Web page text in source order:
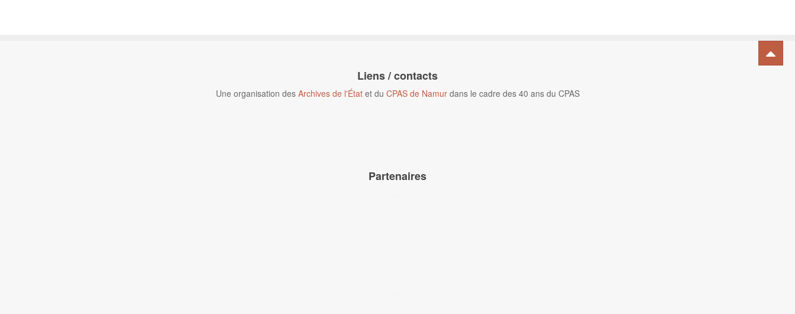
Liens / contacts
Une organisation des Archives de l'Étatet du CPAS de Namurdans le cadre des 40 ans du CPAS
Partenaires